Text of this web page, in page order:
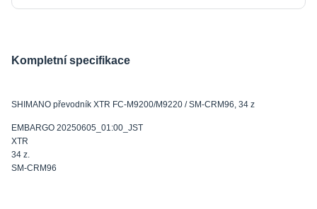
Kompletní specifikace
SHIMANO převodník XTR FC-M9200/M9220 / SM-CRM96, 34 z
EMBARGO 20250605_01:00_JST
XTR
34 z.
SM-CRM96